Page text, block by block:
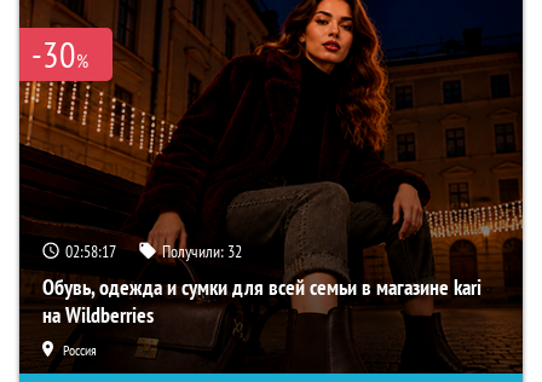
-30%
02:58:16 Получили: 32
Обувь, одежда и сумки для всей семьи в магазине kari
на Wildberries
Россия